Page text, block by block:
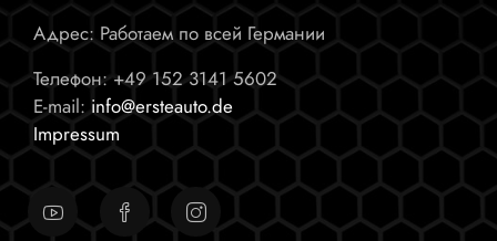
Адрес: Работаем по всей Германии
Телефон:+49 152 3141 5602
E-mail: info@ersteauto.de
Impressum